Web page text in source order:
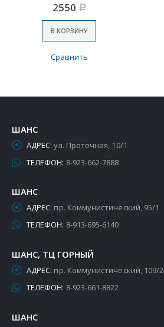
2550 Р
В КОРЗИНУ
Сравнить
ШАНС
АДРЕС: ул. Проточная, 10/1
ТЕЛЕФОН: 8-923-662-7888
ШАНС
АДРЕС: пр. Коммунистический, 95/1
ТЕЛЕФОН: 8-913-695-6140
ШАНС, ТЦ ГОРНЫЙ
АДРЕС: пр. Коммунистический, 109/2
ТЕЛЕФОН: 8-923-661-8822
ШАНС